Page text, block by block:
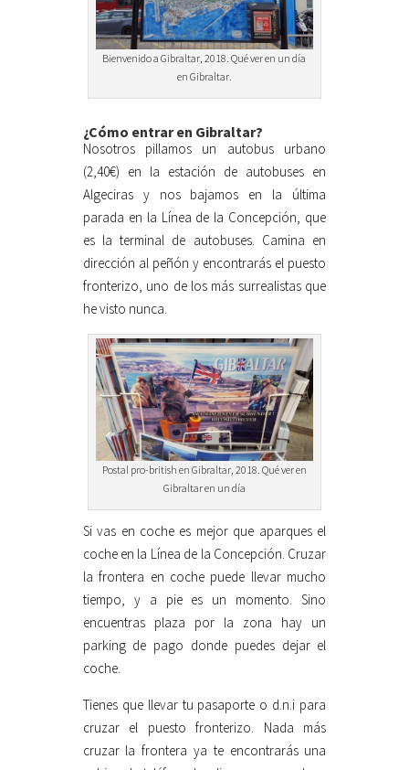
Bienvenido a Gibraltar, 2018. Qué ver en un día
en Gibraltar.
¿Cómo entrar en Gibraltar?
Nosotros pillamos un autobus urbano
(2,40€) en la estación de autobuses en
Algeciras y nos bajamos en la última
parada en la Línea de la Concepción, que
es la terminal de autobuses. Camina en
dirección al peñón y encontrarás el puesto
fronterizo, uno de los más surrealistas que
he visto nunca.
Postal pro-british en Gibraltar, 2018. Qué ver en
Gibraltar en un día
Si vas en coche es mejor que aparques el
coche en la Línea de la Concepción. Cruzar
la frontera en coche puede llevar mucho
tiempo, y a pie es un momento. Sino
encuentras plaza por la zona hay un
parking de pago donde puedes dejar el
coche.
Tienes que llevar tu pasaporte o d.n.i para
cruzar el puesto fronterizo. Nada más
cruzar la frontera ya te encontrarás una